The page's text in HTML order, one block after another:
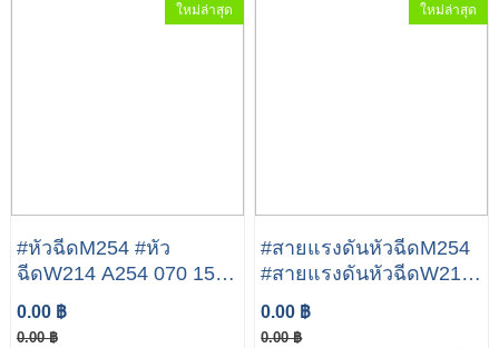
ใหม่ล่าสุด
#หัวฉีดM254 #หัว
ฉีดW214 A254 070 15
Class E300 E350e
0.00 ฿
0.00 ฿
ใหม่ล่าสุด
#สายแรงดันหัวฉีดM254
#สายแรงดันหัวฉีดW214
Mercedes-Benz E Class
E300 E350e
0.00 ฿
0.00 ฿